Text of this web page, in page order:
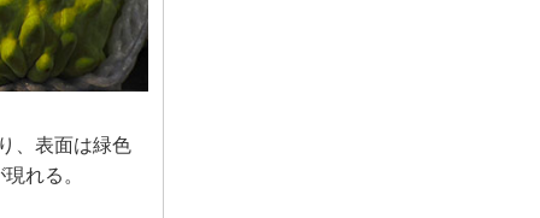
、表面は緑色
れる。